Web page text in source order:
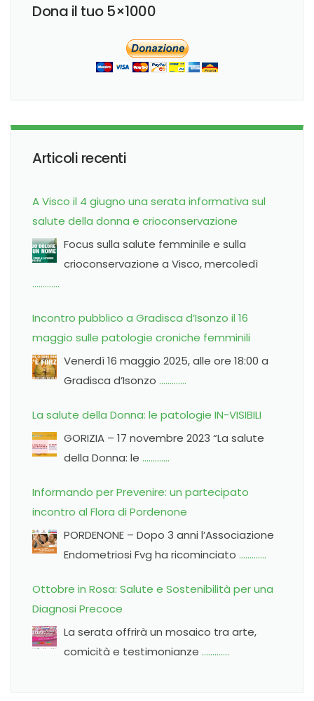
Dona il tuo 5×1000
Articoli recenti
A Visco il 4 giugno una serata informativa sul
salute della donna e crioconservazione
Focus sulla salute femminile e sulla
crioconservazione a Visco, mercoledì
………….
Incontro pubblico a Gradisca d’Isonzo il 16
maggio sulle patologie croniche femminili
Venerdì 16 maggio 2025, alle ore 18:00 a
Gradisca d’Isonzo ………….
La salute della Donna: le patologie IN-VISIBILI
GORIZIA – 17 novembre 2023 “La salute
della Donna: le ………….
Informando per Prevenire: un partecipato
incontro al Flora di Pordenone
PORDENONE – Dopo 3 anni l’Associazione
Endometriosi Fvg ha ricominciato ………….
Ottobre in Rosa: Salute e Sostenibilità per una
Diagnosi Precoce
La serata offrirà un mosaico tra arte,
comicità e testimonianze ………….